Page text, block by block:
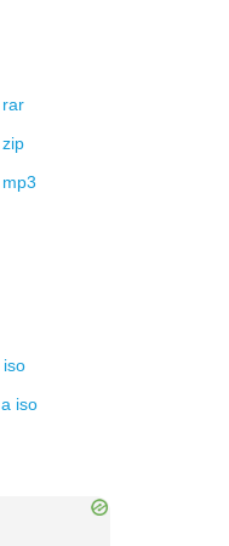
rar
zip
mp3
iso
a iso